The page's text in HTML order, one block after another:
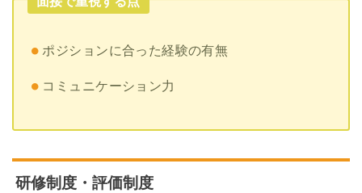
ポジションに合った経験の有無
コミュニケーション力
研修制度・評価制度